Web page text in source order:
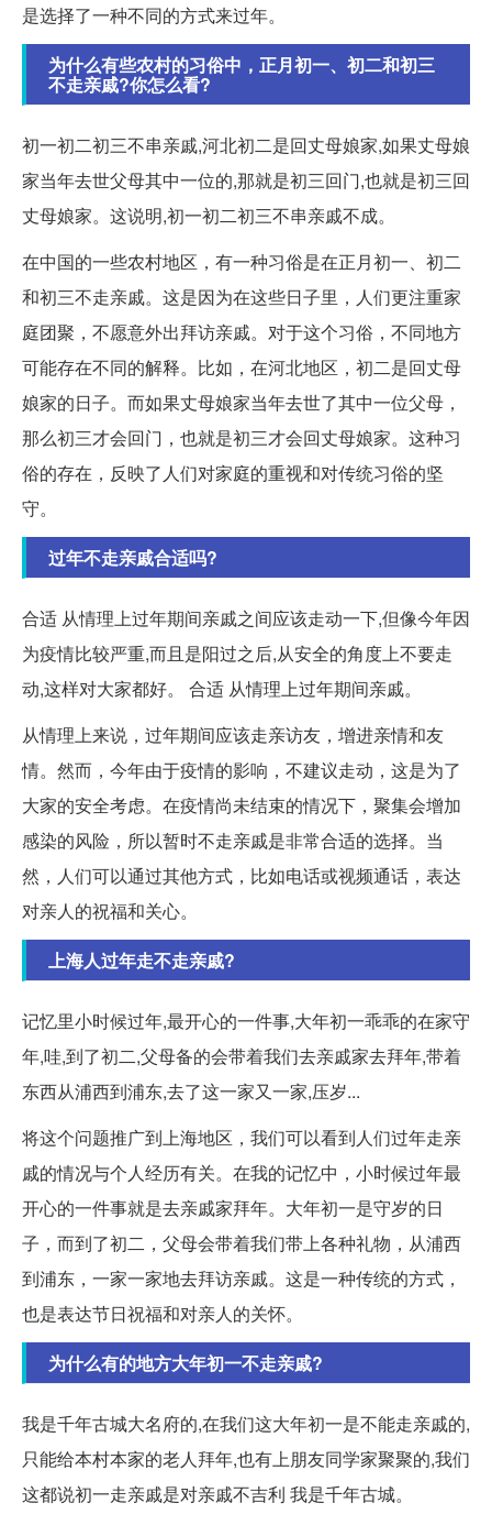
是选择了一种不同的方式来过年。
为什么有些农村的习俗中，正月初一、初二和初三
不走亲戚?你怎么看?
初一初二初三不串亲戚,河北初二是回丈母娘家,如果丈母娘
家当年去世父母其中一位的,那就是初三回门,也就是初三回
丈母娘家。这说明,初一初二初三不串亲戚不成。
在中国的一些农村地区，有一种习俗是在正月初一、初二
和初三不走亲戚。这是因为在这些日子里，人们更注重家
庭团聚，不愿意外出拜访亲戚。对于这个习俗，不同地方
可能存在不同的解释。比如，在河北地区，初二是回丈母
娘家的日子。而如果丈母娘家当年去世了其中一位父母，
那么初三才会回门，也就是初三才会回丈母娘家。这种习
俗的存在，反映了人们对家庭的重视和对传统习俗的坚
守。
过年不走亲戚合适吗?
合适 从情理上过年期间亲戚之间应该走动一下,但像今年因
为疫情比较严重,而且是阳过之后,从安全的角度上不要走
动,这样对大家都好。 合适 从情理上过年期间亲戚。
从情理上来说，过年期间应该走亲访友，增进亲情和友
情。然而，今年由于疫情的影响，不建议走动，这是为了
大家的安全考虑。在疫情尚未结束的情况下，聚集会增加
感染的风险，所以暂时不走亲戚是非常合适的选择。当
然，人们可以通过其他方式，比如电话或视频通话，表达
对亲人的祝福和关心。
上海人过年走不走亲戚?
记忆里小时候过年,最开心的一件事,大年初一乖乖的在家守
年,哇,到了初二,父母备的会带着我们去亲戚家去拜年,带着
东西从浦西到浦东,去了这一家又一家,压岁...
将这个问题推广到上海地区，我们可以看到人们过年走亲
戚的情况与个人经历有关。在我的记忆中，小时候过年最
开心的一件事就是去亲戚家拜年。大年初一是守岁的日
子，而到了初二，父母会带着我们带上各种礼物，从浦西
到浦东，一家一家地去拜访亲戚。这是一种传统的方式，
也是表达节日祝福和对亲人的关怀。
为什么有的地方大年初一不走亲戚?
我是千年古城大名府的,在我们这大年初一是不能走亲戚的,
只能给本村本家的老人拜年,也有上朋友同学家聚聚的,我们
这都说初一走亲戚是对亲戚不吉利 我是千年古城。